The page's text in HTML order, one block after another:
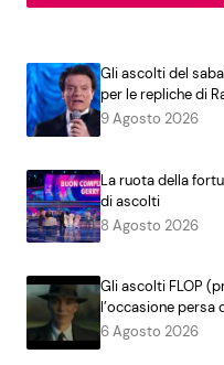
Gli ascolti del
per le repliche di
9 Agosto 2026
La ruota della
di ascolti
8 Agosto 2026
Gli ascolti FLOP
l’occasione persa
6 Agosto 2026